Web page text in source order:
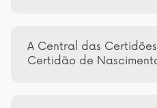
A Central das
Certidão de